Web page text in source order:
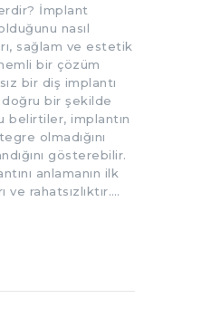
İmplant
nasıl
sağlam ve estetik
bir çözüm
bir diş implantı
bir şekilde
belirtiler, implantın
olmadığını
gösterebilir.
anlamanın ilk
rahatsızlıktır.…